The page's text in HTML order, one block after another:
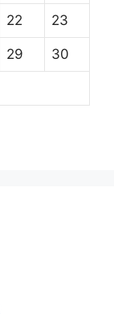
22 23
29 30